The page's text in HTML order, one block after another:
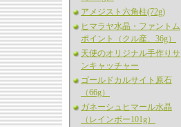
アメジスト六角柱(72g)
ヒマラヤ水晶・ファントム
ポイント（クル産、36g）
天使のオリジナル手作りサ
ンキャッチャー
ゴールドカルサイト原石
（66g）
ガネーシュヒマール水晶
（レインボー101g）